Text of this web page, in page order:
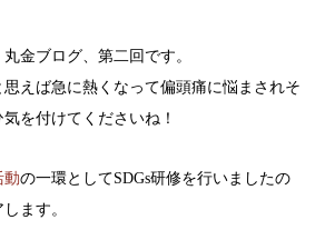
金ブログ、第二回です。
えば急に熱くなって偏頭痛に悩まされそ
を付けてくださいね！
動の一環としてSDGs研修を行いましたの
ます。